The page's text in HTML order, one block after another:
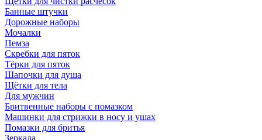
Банные штучки
Дорожные наборы
Мочалки
Пемза
Скребки для пяток
Тёрки для пяток
Шапочки для душа
Щётки для тела
Для мужчин
Бритвенные наборы с помазком
Машинки для стрижки в носу и ушах
Помазки для бритья
Зеркала